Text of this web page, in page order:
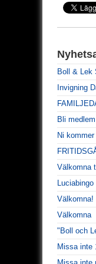
Boll & Lek
Invigning
Bli
Ni kommer
Välkomna
Välkomna!
Välkomna
"Boll och
Missa inte
Missa inte